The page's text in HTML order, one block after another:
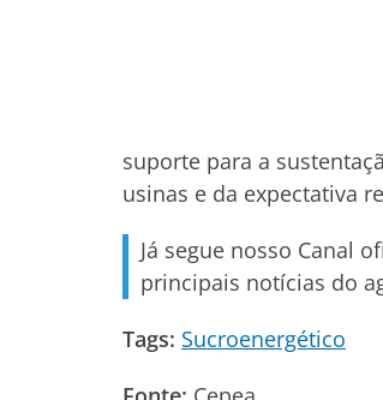
suporte para a
usinas e da expectativa
Já segue nosso Canal
principais notícias do
Tags: Sucroenergético